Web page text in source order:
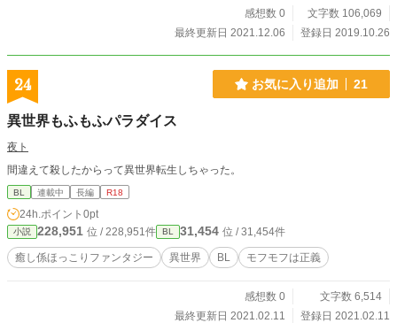
感想数 0
文字数 106,069
最終更新日 2021.12.06
登録日 2019.10.26
24 お気に入り追加 21
異世界もふもふパラダイス
夜ト
間違えて殺したからって異世界転生しちゃった。
BL 連載中 長編 R18
24h.ポイント 0pt
小説 228,951 位 / 228,951件 BL 31,454 位 / 31,454件
癒し係ほっこりファンタジー 異世界 BL モフモフは正義
感想数 0
文字数 6,514
最終更新日 2021.02.11
登録日 2021.02.11